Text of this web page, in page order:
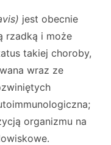
jest obecnie
rzadką i może
takiej choroby,
wraz ze
organizmu na